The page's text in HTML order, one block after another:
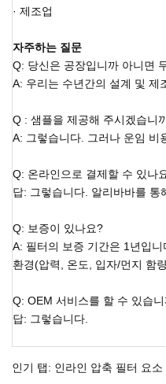
· 제조업
자주하는 질문
Q: 당신은 공장입니까 아니면
A: 우리는 수년간의 설계 및 제
Q : 샘플을 제공해 주시겠습니
A: 그렇습니다. 그러나 운임 비
Q: 온라인으로 결제할 수 있나
답: 그렇습니다. 알리바바를
Q: 보증이 있나요?
A: 필터의 보증 기간은 1년입
환경(압력, 온도, 입자/먼지 함
Q: OEM 서비스를 할 수 있습
답: 그렇습니다.
인기 탭: 인라인 압축 필터 요